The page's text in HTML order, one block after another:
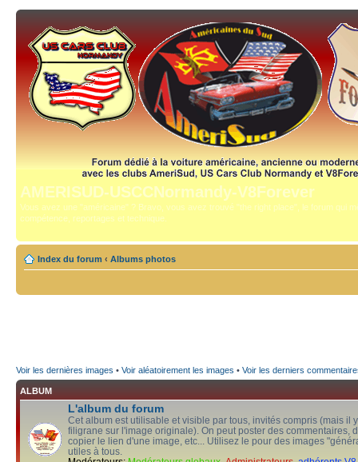
AMERISUD-USCCNormandy-V8Forever
Vous avez une "américaine" ? Bravo, vous avez trouvé "the right place", le forum qui
compétence, reportages et technique.
Index du forum ‹ Albums photos
Voir les dernières images • Voir aléatoirement les images • Voir les derniers
ALBUM
L'album du forum
Cet album est utilisable et visible par tous, invités compris (mais il
filigrane sur l'image originale). On peut poster des commentaires,
copier le lien d'une image, etc... Utilisez le pour des images
utiles à tous.